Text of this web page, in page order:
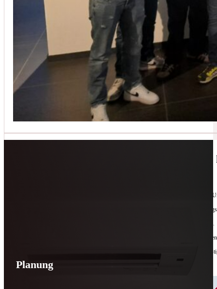
🔧 Geräte-Retter-Prämie – Weil
Manchmal braucht es nur eine zweite Chance. Für Geräte. Für Ressourcen. Für unsere
reparieren wir, was andere
Jede gerettete Maschine zählt. Jeder reparierte Motor wirkt. Jede Entscheidung macht
Reparieren statt wegwerfen. Verantwortung statt Verschwendung. Zukunft statt
Schicker. Wir bringen’s wieder zum Laufen.
Jetzt kontaktieren
Planung